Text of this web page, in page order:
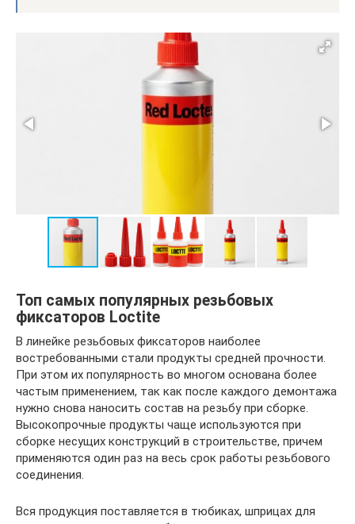
Топ самых популярных резьбовых
фиксаторов Loctite
В линейке резьбовых фиксаторов наиболее
востребованными стали продукты средней прочности.
При этом их популярность во многом основана более
частым применением, так как после каждого демонтажа
нужно снова наносить состав на резьбу при сборке.
Высокопрочные продукты чаще используются при
сборке несущих конструкций в строительстве, причем
применяются один раз на весь срок работы резьбового
соединения.
Вся продукция поставляется в тюбиках, шприцах для